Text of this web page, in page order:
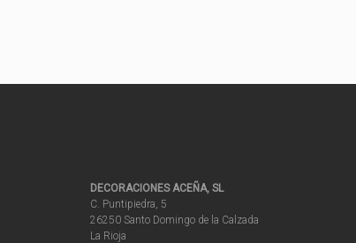
DECORACIONES ACEÑA, SL
C. Puntipiedra, 5
26250 Santo Domingo de la Calzada
La Rioja